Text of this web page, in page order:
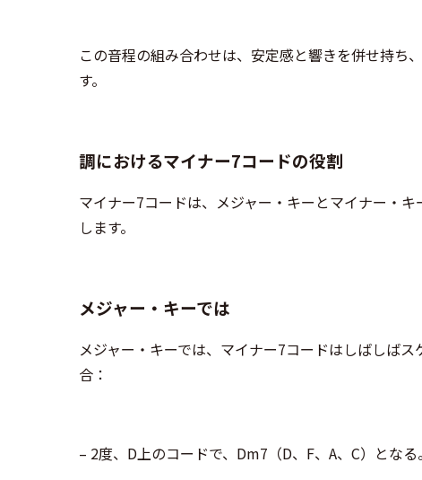
この音程の組み合わせは、安定感と響きを併せ持ち
す。
調におけるマイナー7コードの役割
マイナー7コードは、メジャー・キーとマイナー・
します。
メジャー・キーでは
メジャー・キーでは、マイナー7コードはしばしば
合：
– 2度、D上のコードで、Dm7（D、F、A、C）となる。